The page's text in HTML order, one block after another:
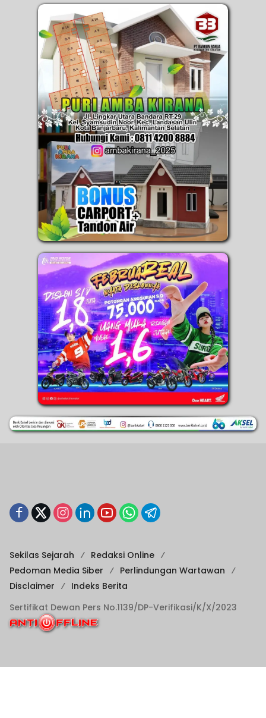
Sekilas Sejarah
Redaksi Online
Pedoman Media Siber
Perlindungan Wartawan
Disclaimer
Indeks Berita
Sertifikat Dewan Pers No.1139/DP-Verifikasi/K/X/2023